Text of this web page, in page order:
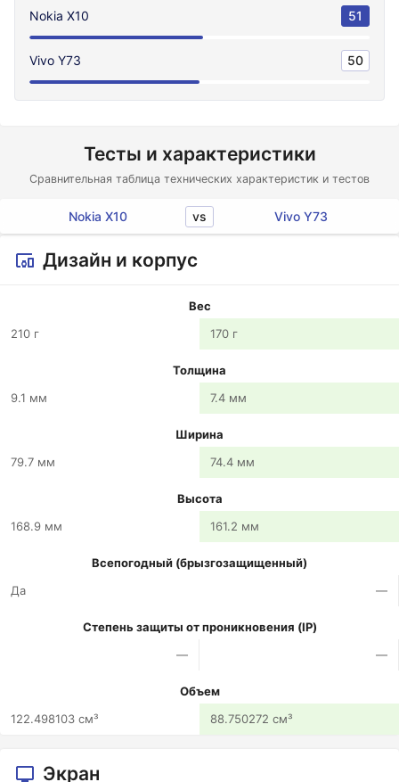
Nokia X10 51
Vivo Y73 50
Тесты и характеристики
Сравнительная таблица технических характеристик и тестов
Nokia X10 vs Vivo Y73
Дизайн и корпус
Вес
210 г
170 г
Толщина
9.1 мм
7.4 мм
Ширина
79.7 мм
74.4 мм
Высота
168.9 мм
161.2 мм
Всепогодный (брызгозащищенный)
Да
—
Степень защиты от проникновения (IP)
—
—
Объем
122.498103 см³
88.750272 см³
Экран